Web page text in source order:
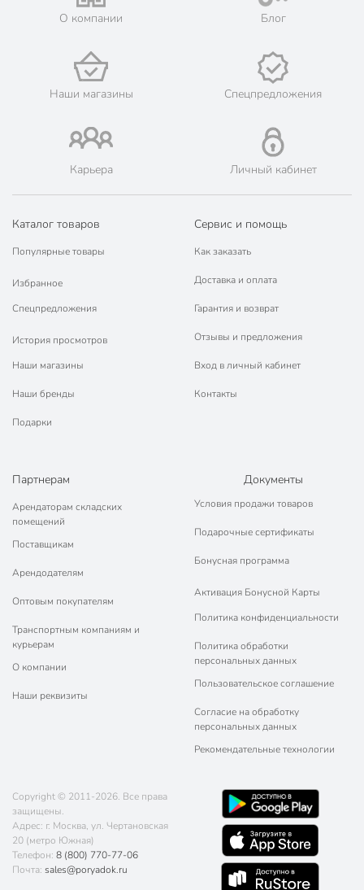
💳 Оплата: онлайн на сайте интернет-гипермаркета или
🛍 Скидки, акции, распродажи каждый день!
📜 Только оригинальная продукция. Интернет-гипермаркет
Порядок - официальный представитель ведущих мировых
марок.
О компании Блог
Наши магазины Спецпредложения
Карьера Личный кабинет
Каталог товаров
Популярные товары
Избранное
Спецпредложения
История просмотров
Наши магазины
Наши бренды
Подарки
Сервис и помощь
Как заказать
Доставка и оплата
Гарантия и возврат
Отзывы и предложения
Вход в личный кабинет
Контакты
Партнерам
Арендаторам складских
помещений
Поставщикам
Арендодателям
Оптовым покупателям
Транспортным компаниям и
курьерам
О компании
Наши реквизиты
Документы
Условия продажи товаров
Подарочные сертификаты
Бонусная программа
Активация Бонусной Карты
Политика конфиденциальности
Политика обработки
персональных данных
Пользовательское соглашение
Согласие на обработку
персональных данных
Рекомендательные технологии
Copyright © 2011-2026. Все права
защищены.
Адрес: г. Москва, ул. Чертановская
20 (метро Южная)
Телефон: 8 (800) 770-77-06
Почта: sales@poryadok.ru